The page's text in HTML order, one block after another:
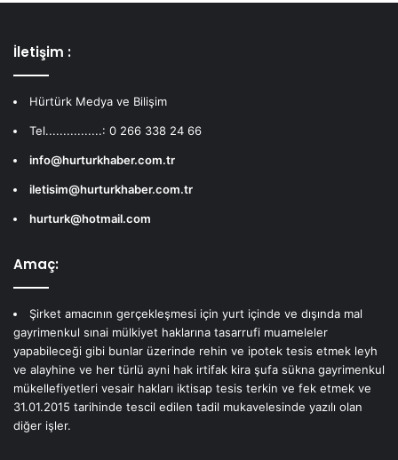
İletişim :
Hürtürk Medya ve Bilişim
Tel................: 0 266 338 24 66
info@hurturkhaber.com.tr
iletisim@hurturkhaber.com.tr
hurturk@hotmail.com
Amaç:
Şirket amacının gerçekleşmesi için yurt içinde ve dışında mal
gayrimenkul sınai mülkiyet haklarına tasarrufi muameleler
yapabileceği gibi bunlar üzerinde rehin ve ipotek tesis etmek leyh
ve alayhine ve her türlü ayni hak irtifak kira şufa sükna gayrimenkul
mükellefiyetleri vesair hakları iktisap tesis terkin ve fek etmek ve
31.01.2015 tarihinde tescil edilen tadil mukavelesinde yazılı olan
diğer işler.